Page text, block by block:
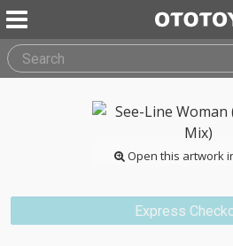
Open this artwork
Express